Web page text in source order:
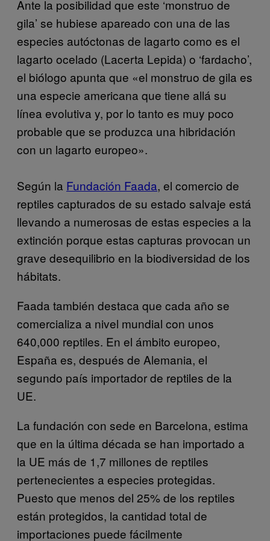
Ante la posibilidad que este ‘monstruo de
gila’ se hubiese apareado con una de las
especies autóctonas de lagarto como es el
lagarto ocelado (Lacerta Lepida) o ‘fardacho’,
el biólogo apunta que «el monstruo de gila es
una especie americana que tiene allá su
línea evolutiva y, por lo tanto es muy poco
probable que se produzca una hibridación
con un lagarto europeo».
Según la Fundación Faada, el comercio de
reptiles capturados de su estado salvaje está
llevando a numerosas de estas especies a la
extinción porque estas capturas provocan un
grave desequilibrio en la biodiversidad de los
hábitats.
Faada también destaca que cada año se
comercializa a nivel mundial con unos
640,000 reptiles. En el ámbito europeo,
España es, después de Alemania, el
segundo país importador de reptiles de la
UE.
La fundación con sede en Barcelona, estima
que en la última década se han importado a
la UE más de 1,7 millones de reptiles
pertenecientes a especies protegidas.
Puesto que menos del 25% de los reptiles
están protegidos, la cantidad total de
importaciones puede fácilmente